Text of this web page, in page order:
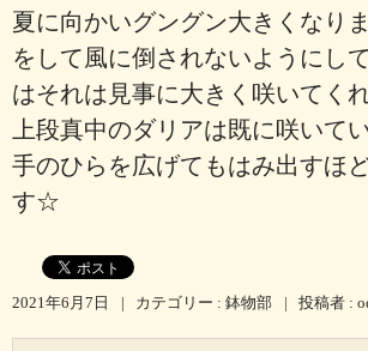
夏に向かいグングン大きくなり
をして風に倒されないように
はそれは見事に大きく咲いて
上段真中のダリアは既に咲いて
手のひらを広げてもはみ出すほ
す☆
2021年6月7日 | カテゴリー : 鉢物部 | 投稿者 :